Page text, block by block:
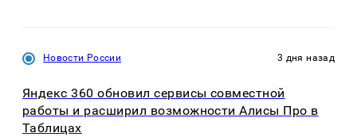
Новости России 3 дня назад
Яндекс 360 обновил сервисы совместной
работы и расширил возможности Алисы Про в
Таблицах